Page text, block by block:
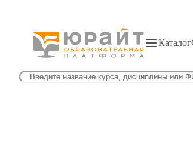
Каталог